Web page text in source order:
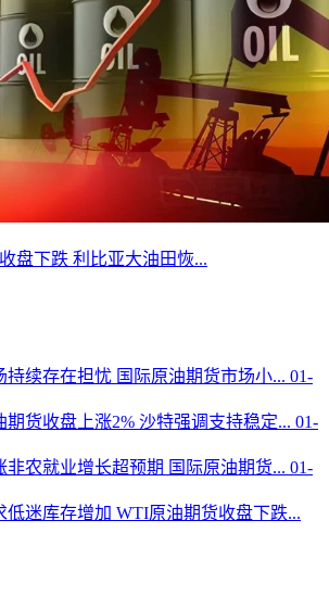
盘下跌 利比亚大油田恢...
持续存在担忧 国际原油期货市场小... 01-
期货收盘上涨2% 沙特强调支持稳定... 01-
非农就业增长超预期 国际原油期货... 01-
低迷库存增加 WTI原油期货收盘下跌...